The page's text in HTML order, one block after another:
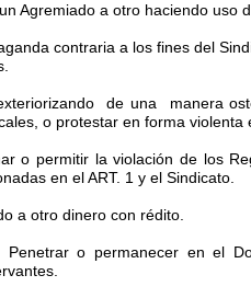
Agremiado a otro haciendo uso
contraria a los fines del
de una manera
o protestar en forma violenta
o permitir la violación de los
en el ART. 1 y el Sindicato.
a otro dinero con rédito.
Penetrar o permanecer en el